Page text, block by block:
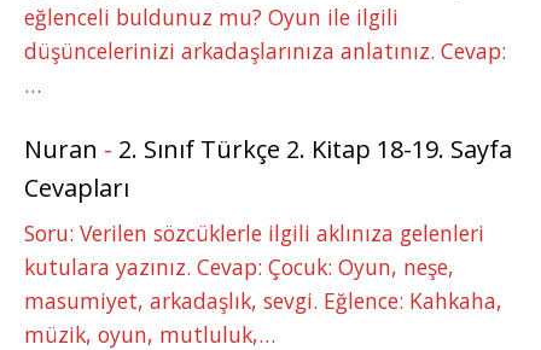
eğlenceli buldunuz mu? Oyun ile ilgili
düşüncelerinizi arkadaşlarınıza anlatınız. Cevap:
…
Nuran - 2. Sınıf Türkçe 2. Kitap 18-19. Sayfa
Cevapları
Soru: Verilen sözcüklerle ilgili aklınıza gelenleri
kutulara yazınız. Cevap: Çocuk: Oyun, neşe,
masumiyet, arkadaşlık, sevgi. Eğlence: Kahkaha,
müzik, oyun, mutluluk,…